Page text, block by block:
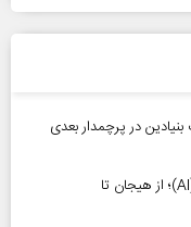
بنیادین در پرچمدار بعدی
رشد خیره‌کننده بازار توکن‌های هوش مصنوعی (AI)؛ از هیجان تا